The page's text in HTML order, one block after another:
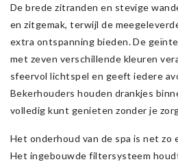
De brede zitranden en stevige
en zitgemak, terwijl de
extra ontspanning bieden. De
met zeven verschillende kleuren
sfeervol lichtspel en geeft iedere
Bekerhouders houden drankjes
volledig kunt genieten zonder je
Het onderhoud van de spa is net zo
Het ingebouwde filtersysteem